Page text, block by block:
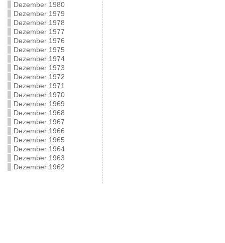
Dezember 1980
Dezember 1979
Dezember 1978
Dezember 1977
Dezember 1976
Dezember 1975
Dezember 1974
Dezember 1973
Dezember 1972
Dezember 1971
Dezember 1970
Dezember 1969
Dezember 1968
Dezember 1967
Dezember 1966
Dezember 1965
Dezember 1964
Dezember 1963
Dezember 1962